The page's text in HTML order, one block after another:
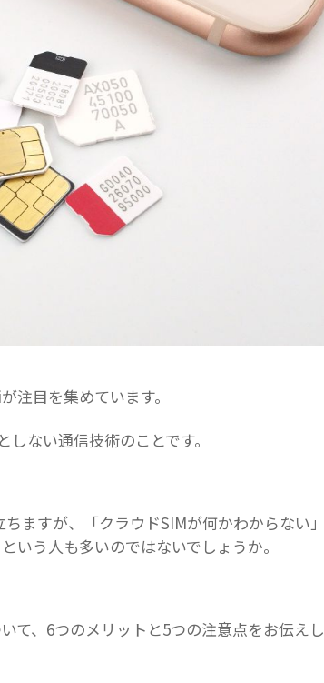
注目を集めています。
ない通信技術のことです。
ますが、「クラウドSIMが何かわからない」
いう人も多いのではないでしょうか。
て、6つのメリットと5つの注意点をお伝えし